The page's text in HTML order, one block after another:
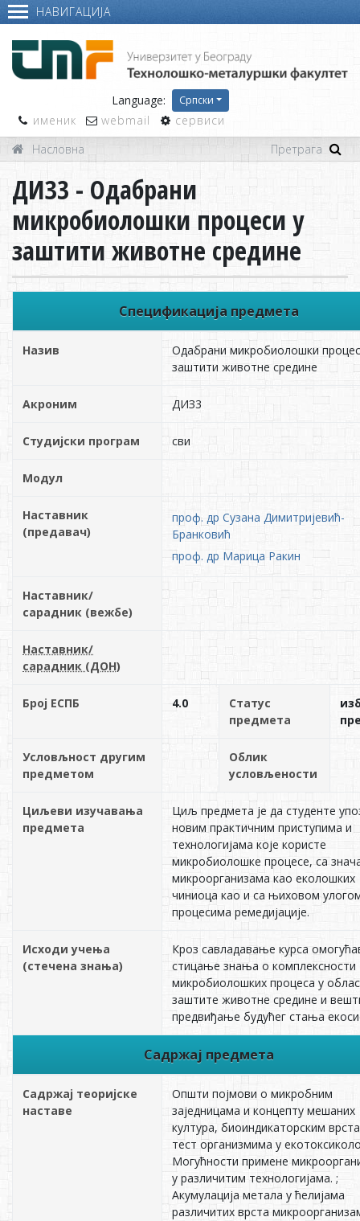
НАВИГАЦИЈА
Language: Српски
именик webmail
сервиси
Насловна
ДИЗ3 - Одабрани
микробиолошки процеси у
заштити животне средине
Спецификација предмета
Назив
Одабрани микробиолошки
заштити животне средине
Акроним ДИЗ3
Студијски програм сви
Модул
Наставник
(предавач)
проф. др Сузана Димитријевић-
Бранковић
проф. др Марица Ракин
Наставник/
сарадник (вежбе)
Наставник/
сарадник (ДОН)
Број ЕСПБ 4.0
Статус
предмета
Условљност другим
предметом
Облик
условљености
Циљеви изучавања
предмета
Циљ предмета је да студенте
новим практичним приступима и
технологијама које користе
микробиолошке процесе, са
микроорганизама као еколошких
чиниоца као и са њиховом
процесима ремедијације.
Исходи учења
(стечена знања)
Кроз савладавање курса
стицање знања о комплексности
микробиолошких процеса у
заштите животне средине и
предвиђање будућег стања
Садржај предмета
Садржај теоријске
наставе
Општи појмови о микробним
заједницама и концепту мешаних
култура, биоиндикаторским
тест организмима у
Могућности примене
у различитим технологијама. ;
Акумулација метала у ћелијама
различитих врста